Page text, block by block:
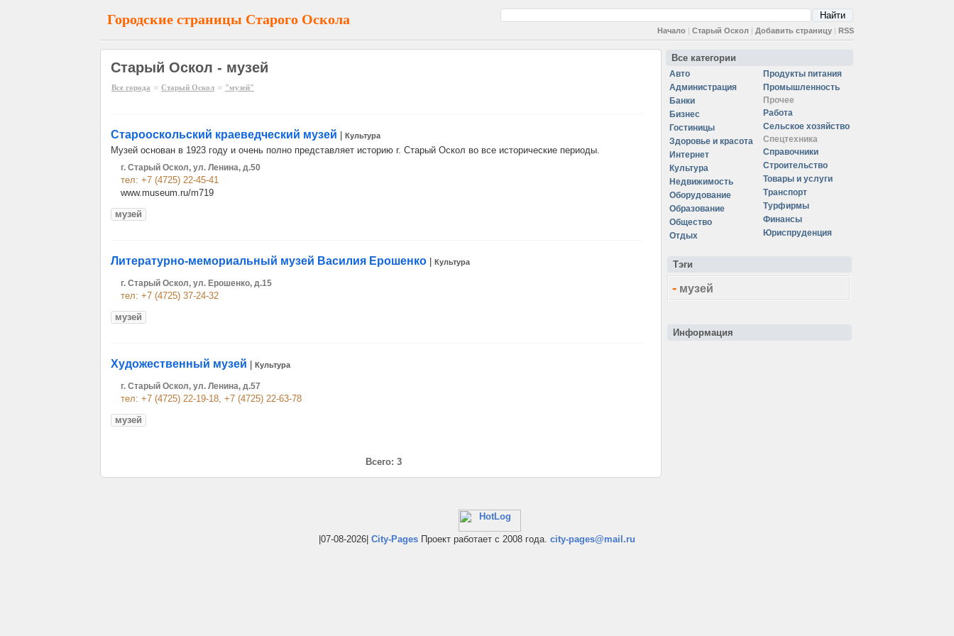
Городские страницы Старого Оскола
Начало | Старый Оскол | Добавить страницу | RSS
Старый Оскол - музей
Все города » Старый Оскол » "музей"
Старооскольский краеведческий музей Культура
Музей основан в 1923 году и очень полно представляет историю г. Старый Оскол во все исторические периоды.
г. Старый Оскол, ул. Ленина, д.50
тел: +7 (4725) 22-45-41
www.museum.ru/m719
музей
Литературно-мемориальный музей Василия Ерошенко Культура
г. Старый Оскол, ул. Ерошенко, д.15
тел: +7 (4725) 37-24-32
музей
Художественный музей Культура
г. Старый Оскол, ул. Ленина, д.57
тел: +7 (4725) 22-19-18, +7 (4725) 22-63-78
музей
Всего: 3
Все категории
Авто
Администрация
Банки
Бизнес
Гостиницы
Здоровье и красота
Интернет
Культура
Недвижимость
Оборудование
Образование
Общество
Отдых
Продукты питания
Промышленность
Прочее
Работа
Сельское хозяйство
Спецтехника
Справочники
Строительство
Товары и услуги
Транспорт
Турфирмы
Финансы
Юриспруденция
Тэги
- музей
Информация
|07-08-2026| City-Pages Проект работает с 2008 года. city-pages@mail.ru